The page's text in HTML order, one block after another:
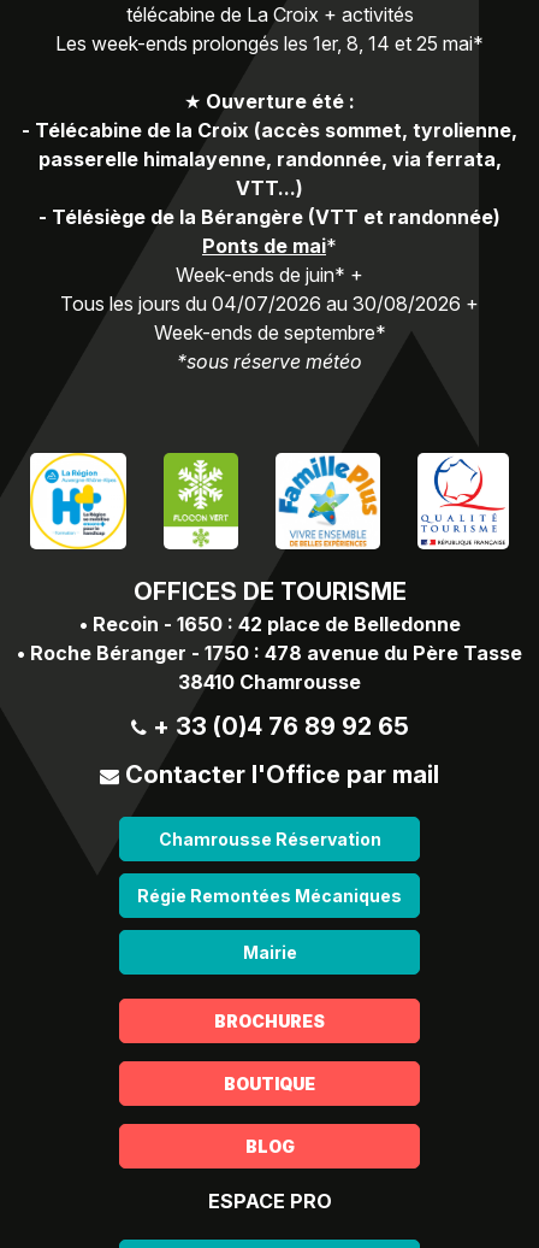
OFFICES DE TOURISME
• Recoin - 1650 : 42 place de Belledonne
• Roche Béranger - 1750 : 478 avenue du Père Tasse
38410 Chamrousse
+ 33 (0)4 76 89 92 65
Contacter l'Office par mail
Chamrousse Réservation
Régie Remontées Mécaniques
Mairie
télécabine de La Croix + activités
Les week-ends prolongés les 1er, 8, 14 et 25 mai*
★ Ouverture été :
- Télécabine de la Croix (accès sommet, tyrolienne,
passerelle himalayenne, randonnée, via ferrata,
VTT...)
- Télésiège de la Bérangère (VTT et randonnée)
Ponts de mai*
Week-ends de juin* +
Tous les jours du 04/07/2026 au 30/08/2026 +
Week-ends de septembre*
*sous réserve météo
BROCHURES
BOUTIQUE
BLOG
ESPACE PRO